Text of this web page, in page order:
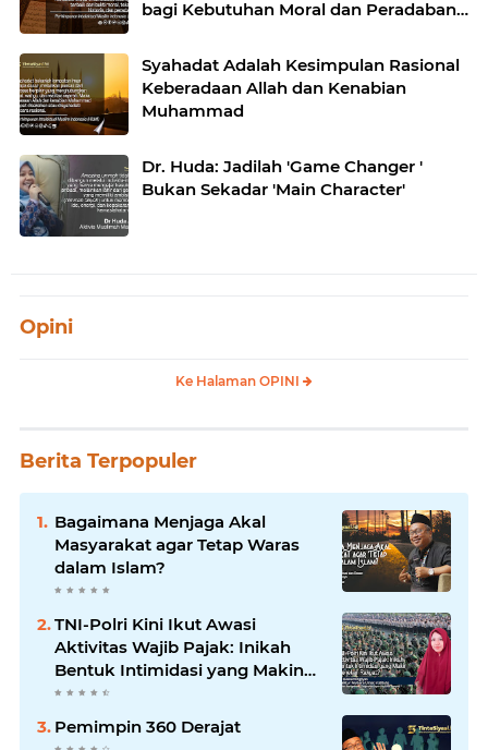
bagi Kebutuhan Moral dan Peradaban
Syahadat Adalah Kesimpulan Rasional
Keberadaan Allah dan Kenabian
Muhammad
Dr. Huda: Jadilah 'Game Changer '
Bukan Sekadar 'Main Character'
Opini
Ke Halaman OPINI
Berita Terpopuler
Bagaimana Menjaga Akal
Masyarakat agar Tetap Waras
dalam Islam?
TNI-Polri Kini Ikut Awasi
Aktivitas Wajib Pajak: Inikah
Bentuk Intimidasi yang Makin
Menekan Rakyat?
Pemimpin 360 Derajat